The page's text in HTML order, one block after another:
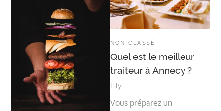
NON CLASSÉ
Quel est le meilleur
traiteur à Annecy ?
Lily
Vous préparez un